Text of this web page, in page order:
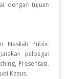
dengan tujuan
Naskah Public
pelbagai
Presentasi,
Kasus.